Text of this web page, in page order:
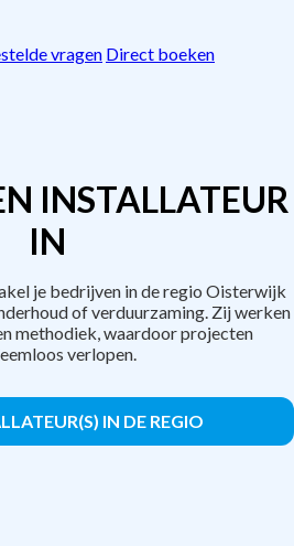
vragen Direct boeken
INSTALLATEUR
IN
je bedrijven in de regio Oisterwijk
of verduurzaming. Zij werken
methodiek, waardoor projecten
verlopen.
IN DE REGIO